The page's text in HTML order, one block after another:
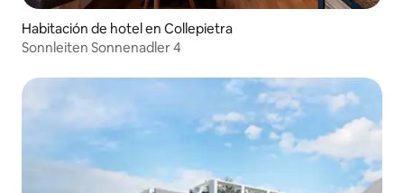
Habitación de hotel en Collepietra
Sonnleiten Sonnenadler 4